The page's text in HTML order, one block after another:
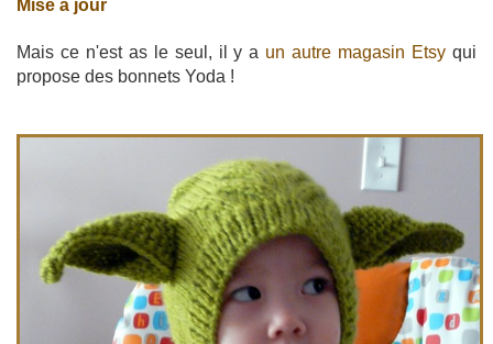
Mise à jour
Mais ce n'est as le seul, il y a un autre magasin Etsy qui
propose des bonnets Yoda !